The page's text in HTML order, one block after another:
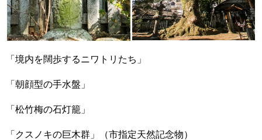
「境内を闊歩するニワトリたち」
「朝顔型の手水盤」
「松竹梅の石灯籠」
「クスノキの巨木群」（市指定天然記念物）